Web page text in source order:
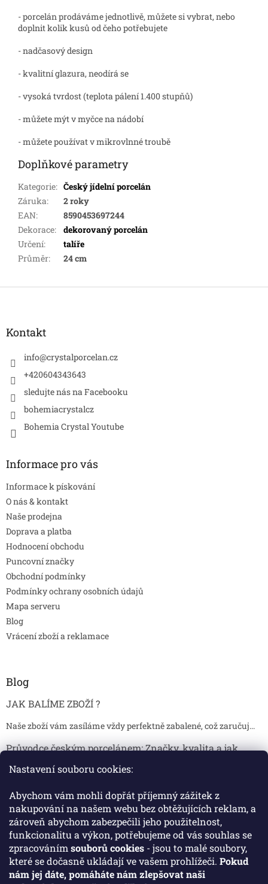
Nastavení souboru cookies:
Abychom vám mohli dopřát příjemný zážitek z
nakupování na našem webu bez obtěžujících reklam, a
zároveň abychom zabezpečili jeho použitelnost,
funkcionalitu a výkon, potřebujeme od vás souhlas se
zpracováním souborů cookies - jsou to malé soubory,
které se dočasně ukládají ve vašem prohlížeči. Pokud
nám jej dáte, pomáháte nám zlepšovat naši
- porcelán prodáváme jednotlivě, můžete si vybrat, nebo
doplnit kolik kusů od čeho potřebujete
- nadčasový design
- kvalitní glazura, neodírá se
- vysoká tvrdost (teplota pálení 1.400 stupňů)
- můžete mýt v myčce na nádobí
- můžete používat v mikrovlnné troubě
Doplňkové parametry
Kategorie: Český jídelní porcelán
Záruka:
2 roky
EAN:
8590453697244
Dekorace:
dekorovaný porcelán
Určení:
talíře
Průměr: 24 cm
Z
Kontakt
info@crystalporcelan.cz
+420604343643
sledujte nás na Facebooku
bohemiacrystalcz
Bohemia Crystal Youtube
Informace pro vás
Informace k pískování
O nás & kontakt
Naše prodejna
Doprava a platba
Hodnocení obchodu
Puncovní značky
Obchodní podmínky
Podmínky ochrany osobních údajů
Mapa serveru
Blog
Vrácení zboží a reklamace
Blog
JAK BALÍME ZBOŽÍ ?
Naše zboží vám zasíláme vždy perfektně zabalené, což zaručuj...
Průvodce českým porcelánem: Značky, kvalita a jak
Jak skladovat broušené sklenice, aby se nepoškodily?
Broušené sklenice jsou symbolem elegance, tradice a luxusu. ...
Facebook